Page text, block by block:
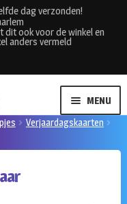
dag verzonden!
ook voor de winkel en
anders vermeld
MENU
Verjaardagskaarten